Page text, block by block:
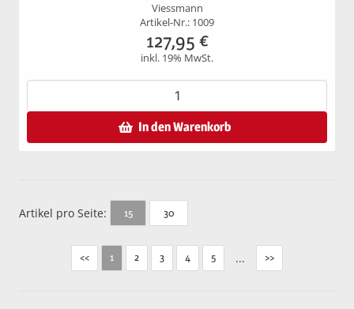
Viessmann
Artikel-Nr.: 1009
127,95 €
inkl. 19% MwSt.
In den Warenkorb
Artikel pro Seite: 15 30
<< 1 2 3 4 5 ... >>